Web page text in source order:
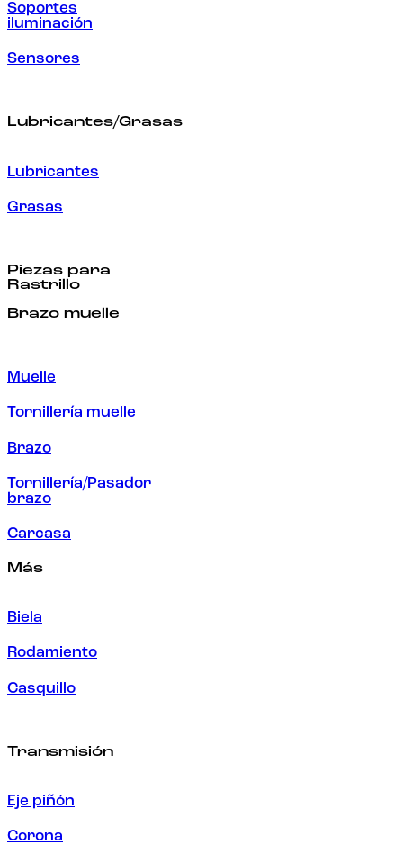
Soportes
iluminación
Sensores
Lubricantes/Grasas
Lubricantes
Grasas
Piezas para
Rastrillo
Brazo muelle
Muelle
Tornillería muelle
Brazo
Tornillería/Pasador
brazo
Carcasa
Más
Biela
Rodamiento
Casquillo
Transmisión
Eje piñón
Corona